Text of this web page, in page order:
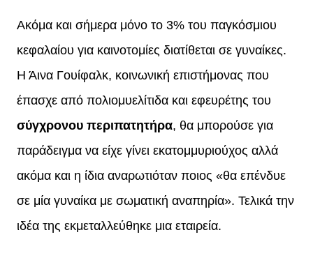
Ακόμα και σήμερα μόνο το 3% του παγκόσμιου
κεφαλαίου για καινοτομίες διατίθεται σε γυναίκες.
Η Άινα Γουίφαλκ, κοινωνική επιστήμονας που
έπασχε από πολιομυελίτιδα και εφευρέτης του
σύγχρονου περιπατητήρα, θα μπορούσε για
παράδειγμα να είχε γίνει εκατομμυριούχος αλλά
ακόμα και η ίδια αναρωτιόταν ποιος «θα επένδυε
σε μία γυναίκα με σωματική αναπηρία». Τελικά την
ιδέα της εκμεταλλεύθηκε μια εταιρεία.